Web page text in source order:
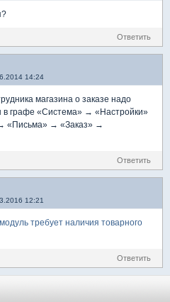
Ответить
14:24
магазина о заказе надо
в графе «Система» → «Настройки»
«Письма» → «Заказ» →
Ответить
12:21
требует наличия товарного
Ответить